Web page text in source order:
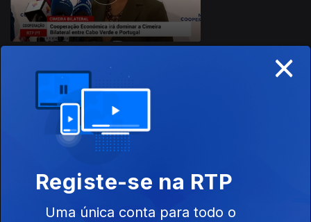
×
Registe-se na RTP
Uma única conta para todo o